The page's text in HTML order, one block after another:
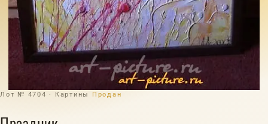
Лот № 4704 · Картины Продан